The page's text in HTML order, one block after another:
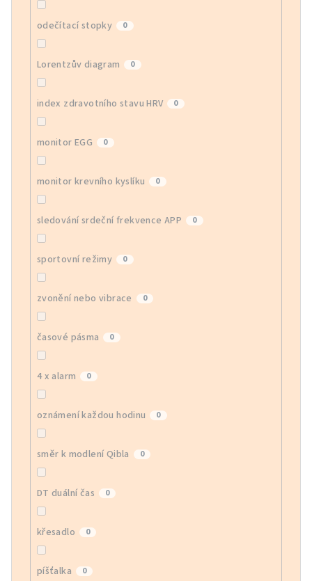
odečítací stopky 0
Lorentzův diagram 0
index zdravotního stavu HRV 0
monitor EGG 0
monitor krevního kyslíku 0
sledování srdeční frekvence APP 0
sportovní režimy 0
zvonění nebo vibrace 0
časové pásma 0
4 x alarm 0
oznámení každou hodinu 0
směr k modlení Qibla 0
DT duální čas 0
křesadlo 0
píšťalka 0